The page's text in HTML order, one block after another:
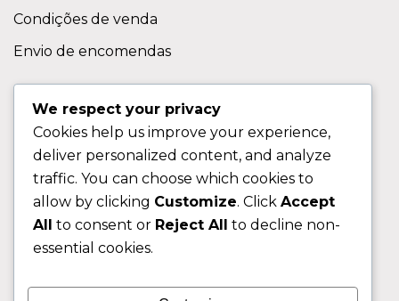
Condições de venda
Envio de encomendas
Contactos
Sobre nos
FAQ (Perguntas Frequentes)
CLIENTE
Área do Cliente
We respect your privacy
Cookies help us improve your experience,
deliver personalized content, and analyze
traffic. You can choose which cookies to
allow by clicking Customize. Click Accept
All to consent or Reject All to decline non-
essential cookies.